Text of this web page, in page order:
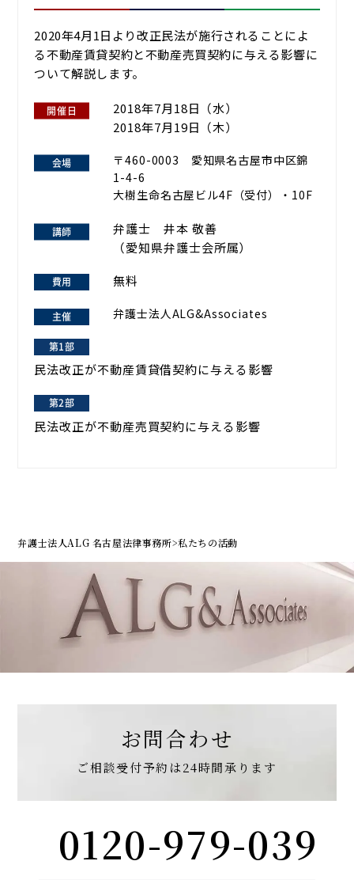
2020年4月1日より改正民法が施行されることによ
る不動産賃貸契約と不動産売買契約に与える影響に
ついて解説します。
2018年7月18日（水）
2018年7月19日（木）
〒460-0003 愛知県名古屋市中区錦
1-4-6
大樹生命名古屋ビル4F（受付）・10F
弁護士 井本 敬善
（愛知県弁護士会所属）
無料
弁護士法人ALG&Associates
民法改正が不動産賃貸借契約に与える影響
民法改正が不動産売買契約に与える影響
弁護士法人ALG 名古屋法律事務所>私たちの活動
お問合わせ
ご相談受付予約は24時間承ります
0120-979-039